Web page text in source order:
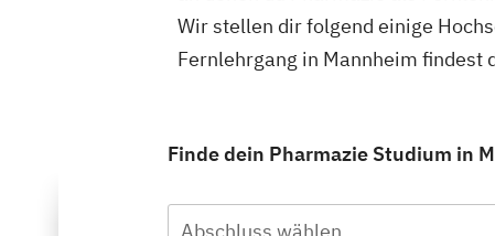
Wir stellen dir folgend einige
Fernlehrgang in Mannheim findest
Finde dein Pharmazie Studium in